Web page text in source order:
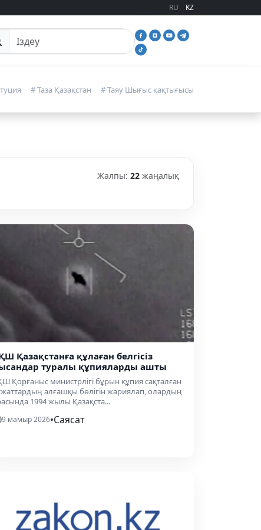
RU KZ
іздеу
# Таза Қазақстан # Таяу Шығыс қақтығысы
Жалпы: 22 жаңалық
Қазақстанға құлаған белгісіз
туралы құпияларды ашты
Қорғаныс министрлігі бұрын құпия сақталған
алғашқы бөлігін жариялап, олардың
1994 жылы Қазақста...
9 мамыр 2026•Саясат